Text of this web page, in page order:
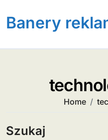
content
Banery
Home
Szukaj